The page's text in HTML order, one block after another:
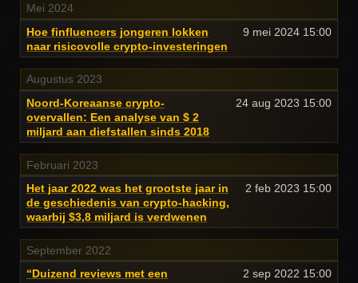
Mei 2024
Hoe finfluencers jongeren lokken
naar risicovolle crypto-investeringen
9 mei 2024 15:00
Augustus 2023
Noord-Koreaanse crypto-
overvallen: Een analyse van $ 2
miljard aan diefstallen sinds 2018
24 aug 2023 15:00
Februari 2023
Het jaar 2022 was het grootste jaar in
de geschiedenis van crypto-hacking,
waarbij $3,8 miljard is verdwenen
2 feb 2023 15:00
September 2022
“Duizend reviews met een
2 sep 2022 15:00